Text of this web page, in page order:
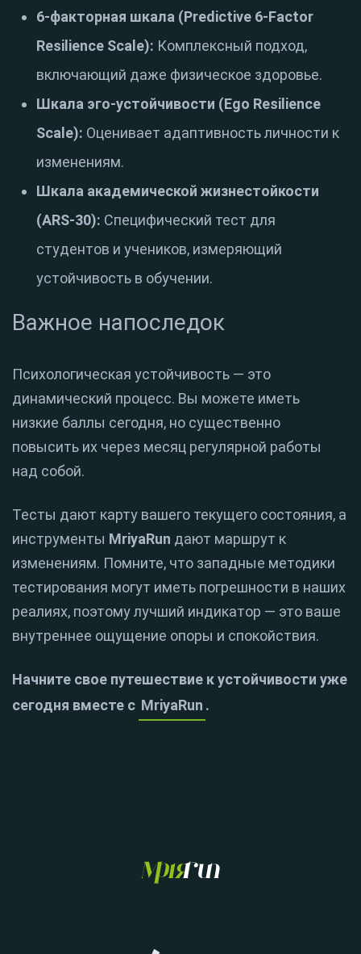
6-факторная шкала (Predictive 6-Factor
Resilience Scale): Комплексный подход,
включающий даже физическое здоровье.
Шкала эго-устойчивости (Ego Resilience
Scale): Оценивает адаптивность личности к
изменениям.
Шкала академической жизнестойкости
(ARS-30): Специфический тест для
студентов и учеников, измеряющий
устойчивость в обучении.
Важное напоследок
Психологическая устойчивость — это
динамический процесс. Вы можете иметь
низкие баллы сегодня, но существенно
повысить их через месяц регулярной работы
над собой.
Тесты дают карту вашего текущего состояния, а
инструменты MriyaRun дают маршрут к
изменениям. Помните, что западные методики
тестирования могут иметь погрешности в наших
реалиях, поэтому лучший индикатор — это ваше
внутреннее ощущение опоры и спокойствия.
Начните свое путешествие к устойчивости уже
сегодня вместе с MriyaRun .